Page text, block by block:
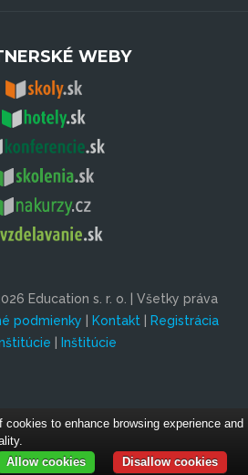
WEBY
Education s. r. o. | Všetky práva
podmienky | Kontakt| Registrácia
| Inštitúcie
to enhance browsing experience and
Disallow cookies
Allow cookies